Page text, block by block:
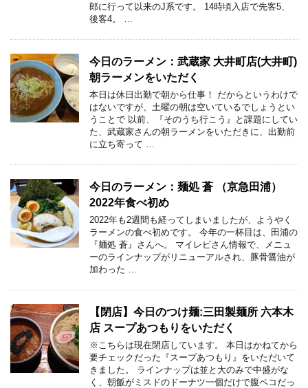
郎に行って以来のJ系です。 14時頃入店で先客5、
後客4。 …
今日のラーメン：武蔵家 大井町店(大井町)
朝ラーメンをいただく
本日は休日出勤で朝から仕事！ だからというわけで
はないですが、土曜の朝は空いているでしょうとい
うことで 以前、『そのうち行こう』と課題にしてい
た、武蔵家さんの朝ラーメンをいただきに、出勤前
に立ち寄って …
今日のラーメン：麺処 蒼 （京急田浦）
2022年食べ初め
2022年も2週間も経ってしまいましたが、ようやく
ラーメンの食べ初めです。 今年の一杯目は、田浦の
『麺処 蒼』さんへ。 マイレビさん情報で、メニュ
ーのラインナップがリニューアルされ、豚骨醤油が
加わった …
【閉店】今日のつけ麺:三田製麺所 六本木
店 スープあつもりをいただく
※こちらは現在閉店しています。 本日はかねてから
要チェックだった『スープあつもり』をいただいて
きました。 ラインナップは並と大のみで中盛がな
く、朝飯がミスドのドーナツ一個だけで腹ペコだっ